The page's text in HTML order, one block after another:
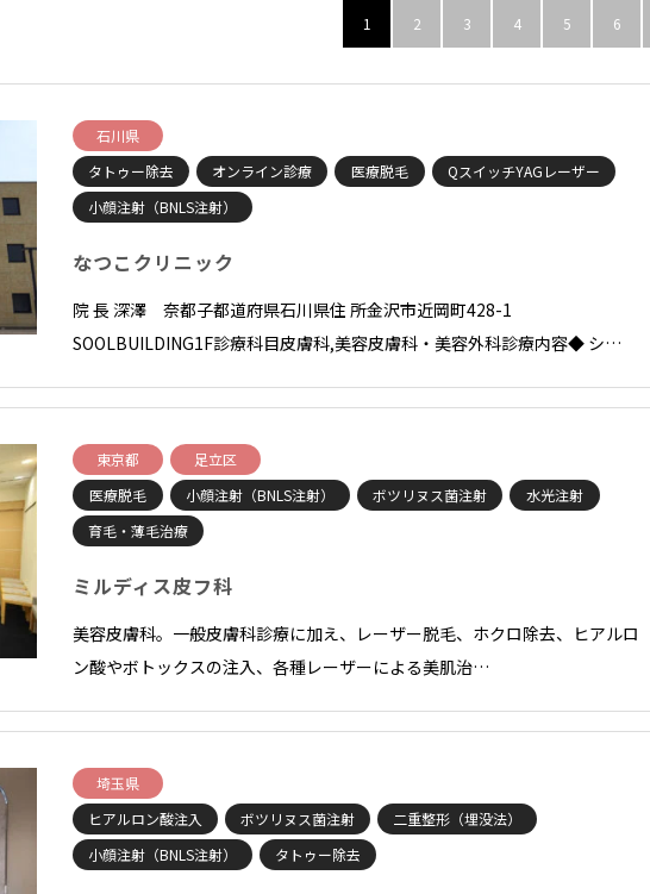
1 2 3 4 5 6
石川県
タトゥー除去
オンライン診療 医療脱毛
QスイッチYAGレーザー
小顔注射（BNLS注射）
なつこクリニック
院 長 深澤 奈都子都道府県石川県住 所金沢市近岡町428-1
SOOLBUILDING1F診療科目皮膚科,美容皮膚科・美容外科診療内容◆ シ…
東京都
足立区
医療脱毛
小顔注射（BNLS注射） ボツリヌス菌注射
水光注射
育毛・薄毛治療
ミルディス皮フ科
美容皮膚科。一般皮膚科診療に加え、レーザー脱毛、ホクロ除去、ヒアルロ
ン酸やボトックスの注入、各種レーザーによる美肌治…
埼玉県
ヒアルロン酸注入
ボツリヌス菌注射
二重整形（埋没法）
小顔注射（BNLS注射）
タトゥー除去